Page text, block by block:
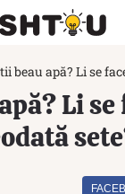
beau apă? Li se
Li se